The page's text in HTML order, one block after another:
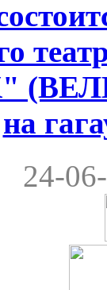
на
24-